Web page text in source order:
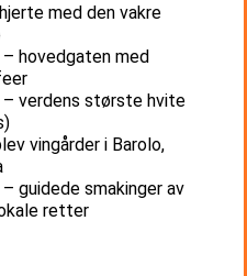
med den vakre
hovedgaten med
verdens største hvite
vingårder i Barolo,
guidede smakinger av
retter